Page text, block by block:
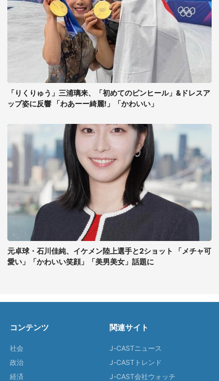
「りくりゅう」三浦璃来、「初めてのピンヒール」&ドレスア
ップ姿に反響 「わあーー綺麗!」「かわいい」
元卓球・石川佳純、イケメン陸上選手と2ショット 「メチャ可
愛い」「かわいい笑顔」「美男美女」話題に
コンテンツ
社会
政治
経済
関連サイト
J-CASTニュース
J-CASTトレンド
J-CAST会社ウォッチ